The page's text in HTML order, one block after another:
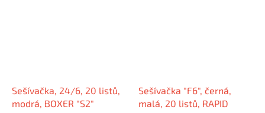
Sešívačka, 24/6, 20 listů,
modrá, BOXER "S2"
Sešívačka "F6", černá,
malá, 20 listů, RAPID